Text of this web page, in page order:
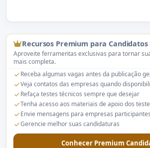
Recursos Premium para Candidatos
Aproveite ferramentas exclusivas para tornar
mais completa.
Receba algumas vagas antes da publicação
Veja contatos das empresas quando
Refaça testes técnicos sempre que desejar
Tenha acesso aos materiais de apoio dos
Envie mensagens para empresas participantes
Gerencie melhor suas candidaturas
Conhecer Premium